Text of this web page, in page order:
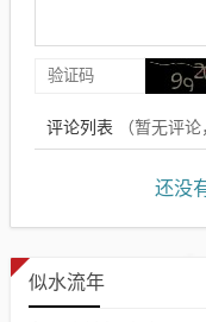
评论列表 （暂无评论
还没
似水流年